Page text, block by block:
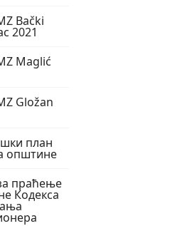
Bački
2021
Maglić
Gložan
план
општине
праћење
Кодекса